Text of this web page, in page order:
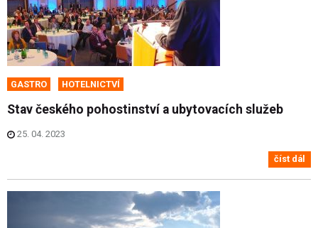
GASTRO HOTELNICTVÍ
Stav českého pohostinství a ubytovacích služeb
25. 04. 2023
číst dál